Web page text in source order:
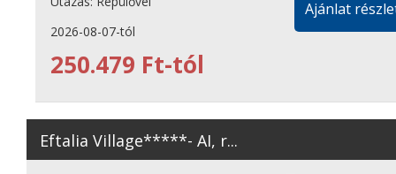
2026-08-07-tól
250.479 Ft-tól
Ajánlat
Eftalia Village*****- AI, r...